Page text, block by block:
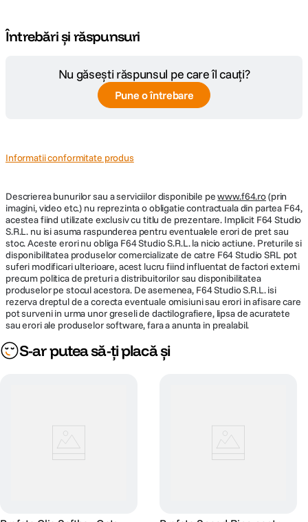
Întrebări și răspunsuri
Nu găsești răspunsul pe care îl cauți?
Pune o întrebare
Informatii conformitate produs
Descrierea bunurilor sau a serviciilor disponibile pewww.f64.ro(prin
imagini, video etc.) nu reprezinta o obligatie contractuala din partea F64,
acestea fiind utilizate exclusiv cu titlu de prezentare. Implicit F64 Studio
S.R.L. nu isi asuma raspunderea pentru eventualele erori de pret sau
stoc. Aceste erori nu obliga F64 Studio S.R.L. la nicio actiune. Preturile si
disponibilitatea produselor comercializate de catre F64 Studio SRL pot
suferi modificari ulterioare, acest lucru fiind influentat de factori externi
precum politica de preturi a distribuitorilor sau disponibilitatea
produselor pe stocul acestora. De asemenea, F64 Studio S.R.L. isi
rezerva dreptul de a corecta eventuale omisiuni sau erori in afisare care
pot surveni in urma unor greseli de dactilografiere, lipsa de acuratete
sau erori ale produselor software, fara a anunta in prealabil.
S-ar putea să-ți placă și